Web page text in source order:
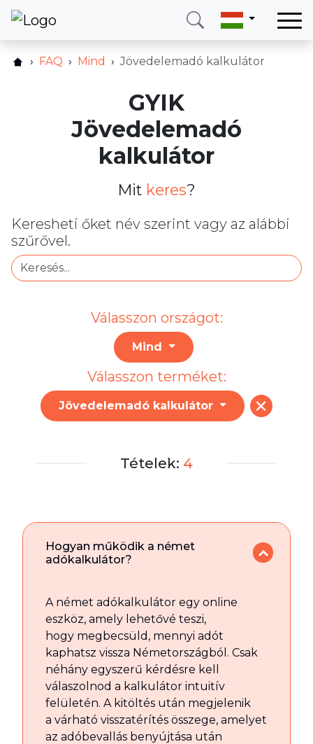
Hívjon Bejelentkezés
Telefon
FAQ Mind Jövedelemadó kalkulátor
GYIK
Jövedelemadó
kalkulátor
Mit keres?
Keresheti őket név szerint vagy az alábbi
szűrővel.
Válasszon országot:
Mind
Válasszon terméket:
Jövedelemadó kalkulátor
Tételek: 4
Hogyan működik a német
adókalkulátor?
A német adókalkulátor egy online
eszköz, amely lehetővé teszi,
hogy megbecsüld, mennyi adót
kaphatsz vissza Németországból. Csak
néhány egyszerű kérdésre kell
válaszolnod a kalkulátor intuitív
felületén. A kitöltés után megjelenik
a várható visszatérítés összege, amelyet
az adóbevallás benyújtása után